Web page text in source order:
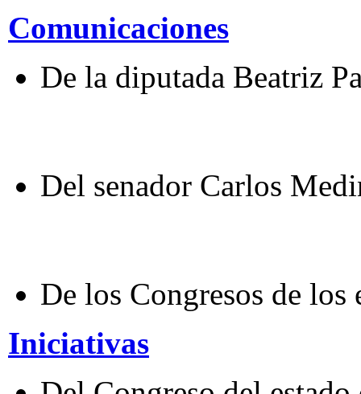
Comunicaciones
De la diputada Beatriz
Del senador Carlos
De los Congresos de los
Iniciativas